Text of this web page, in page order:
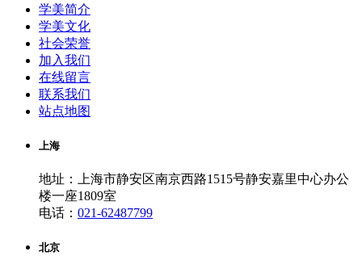
学美简介
学美文化
社会荣誉
加入我们
在线留言
联系我们
站点地图
上海
地址：上海市静安区南京西路1515号静安嘉里中心办公
楼一座1809室
电话： 021-62487799
北京